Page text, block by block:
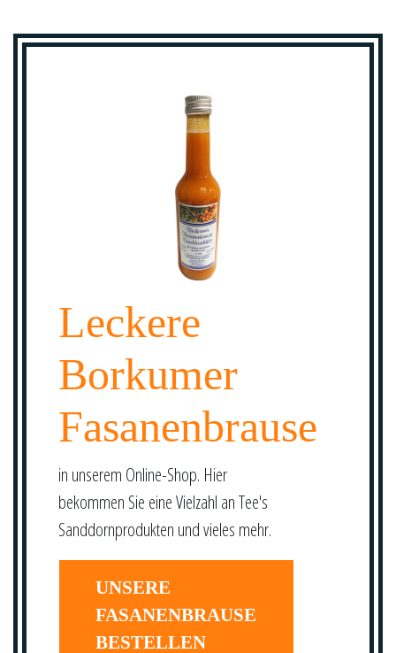
Leckere
Borkumer
Fasanenbrause
in unserem Online-Shop. Hier
bekommen Sie eine Vielzahl an Tee's
Sanddornprodukten und vieles mehr.
UNSERE
FASANENBRAUSE
BESTELLEN